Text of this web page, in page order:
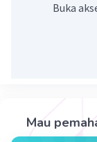
pecahan.
Jadi, 27/4
Buka
Mau